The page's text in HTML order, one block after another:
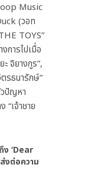
Music
(วอท
TOYS”
การไปเมื่อ
จิยางกูร”,
รธนารักษ์”
วปัญหา
“เจ้าชาย
‘Dear
งต่อความ